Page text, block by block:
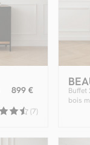
899 €
(7)
Buffet
bois